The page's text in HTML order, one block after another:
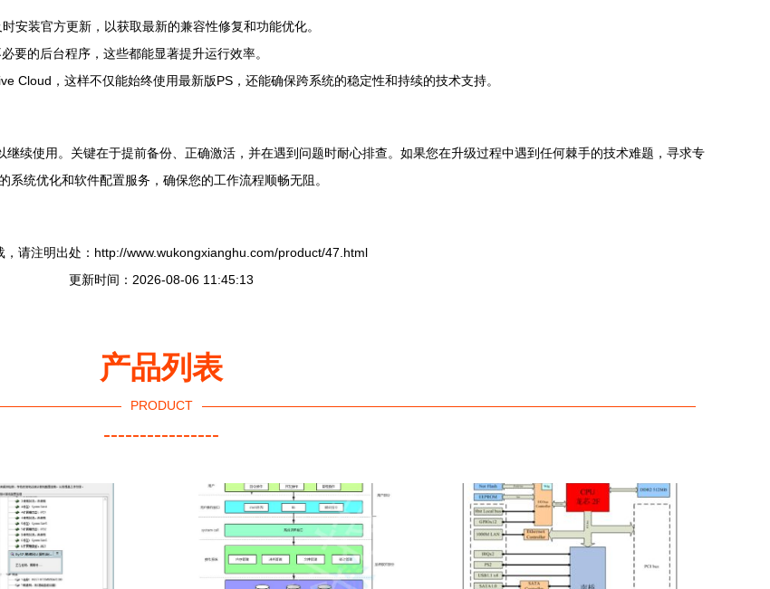
安装官方更新，以获取最新的兼容性修复和功能优化。
要的后台程序，这些都能显著提升运行效率。
Cloud，这样不仅能始终使用最新版PS，还能确保跨系统的稳定性和持续的技术支持。
续使用。关键在于提前备份、正确激活，并在遇到问题时耐心排查。如果您在升级过程中遇到任何棘手的技术难题，寻求专
统优化和软件配置服务，确保您的工作流程顺畅无阻。
，请注明出处：http://www.wukongxianghu.com/product/47.html
更新时间：2026-08-06 11:45:13
产品列表
PRODUCT
----------------